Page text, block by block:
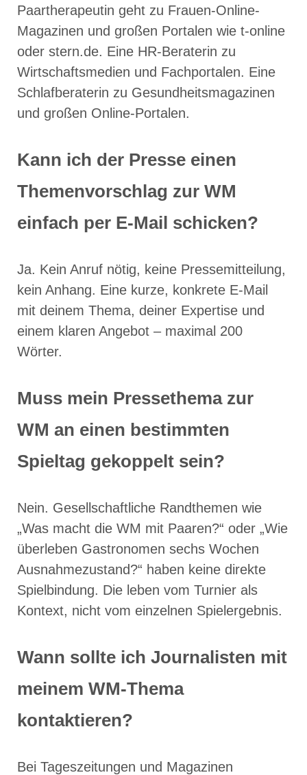
Paartherapeutin geht zu Frauen-Online-
Magazinen und großen Portalen wie t-online
oder stern.de. Eine HR-Beraterin zu
Wirtschaftsmedien und Fachportalen. Eine
Schlafberaterin zu Gesundheitsmagazinen
und großen Online-Portalen.
Kann ich der Presse einen
Themenvorschlag zur WM
einfach per E-Mail schicken?
Ja. Kein Anruf nötig, keine Pressemitteilung,
kein Anhang. Eine kurze, konkrete E-Mail
mit deinem Thema, deiner Expertise und
einem klaren Angebot – maximal 200
Wörter.
Muss mein Pressethema zur
WM an einen bestimmten
Spieltag gekoppelt sein?
Nein. Gesellschaftliche Randthemen wie
„Was macht die WM mit Paaren?“ oder „Wie
überleben Gastronomen sechs Wochen
Ausnahmezustand?“ haben keine direkte
Spielbindung. Die leben vom Turnier als
Kontext, nicht vom einzelnen Spielergebnis.
Wann sollte ich Journalisten mit
meinem WM-Thema
kontaktieren?
Bei Tageszeitungen und Magazinen